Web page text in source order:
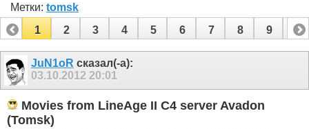
Метки: tomsk
1
2 3 4 5 6 7 8 9 10
11 12 14
JuN1oR сказал(-а):
03.10.2012 20:01
Movies from LineAge II C4 server Avadon
(Tomsk)